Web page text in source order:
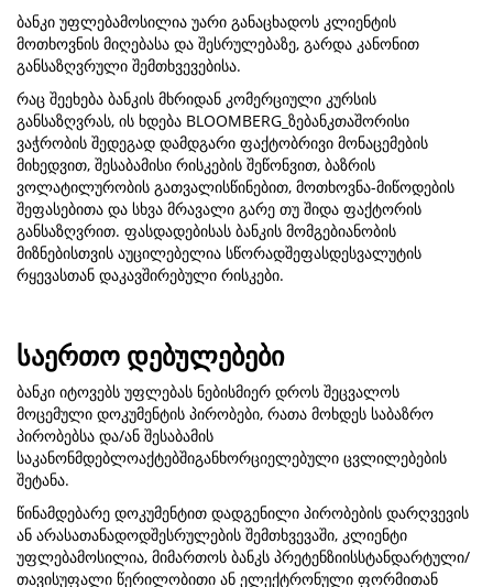
ბანკი უფლებამოსილია უარი განაცხადოს კლიენტის
მოთხოვნის მიღებასა და შესრულებაზე, გარდა კანონით
განსაზღვრული შემთხვევებისა.
რაც შეეხება ბანკის მხრიდან კომერციული კურსის
განსაზღვრას, ის ხდება BLOOMBERG_ზებანკთაშორისი
ვაჭრობის შედეგად დამდგარი ფაქტობრივი მონაცემების
მიხედვით, შესაბამისი რისკების შეწონვით, ბაზრის
ვოლატილურობის გათვალისწინებით, მოთხოვნა-მიწოდების
შეფასებითა და სხვა მრავალი გარე თუ შიდა ფაქტორის
განსაზღვრით. ფასდადებისას ბანკის მომგებიანობის
მიზნებისთვის აუცილებელია სწორადშეფასდესვალუტის
რყევასთან დაკავშირებული რისკები.
საერთო დებულებები
ბანკი იტოვებს უფლებას ნებისმიერ დროს შეცვალოს
მოცემული დოკუმენტის პირობები, რათა მოხდეს საბაზრო
პირობებსა და/ან შესაბამის
საკანონმდებლოაქტებშიგანხორციელებული ცვლილებების
შეტანა.
წინამდებარე დოკუმენტით დადგენილი პირობების დარღვევის
ან არასათანადოდშესრულების შემთხვევაში, კლიენტი
უფლებამოსილია, მიმართოს ბანკს პრეტენზიისსტანდარტული/
თავისუფალი წერილობითი ან ელექტრონული ფორმითან